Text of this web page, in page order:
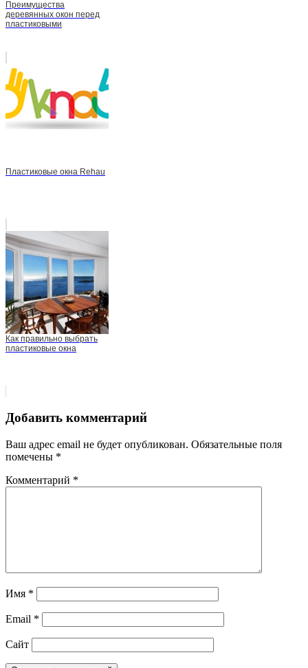
Преимущества
деревянных окон перед
пластиковыми
Пластиковые окна Rehau
Как правильно выбрать
пластиковые окна
Добавить комментарий
Ваш адрес email не будет опубликован. Обязательные поля
помечены *
Комментарий *
Имя *
Email *
Сайт